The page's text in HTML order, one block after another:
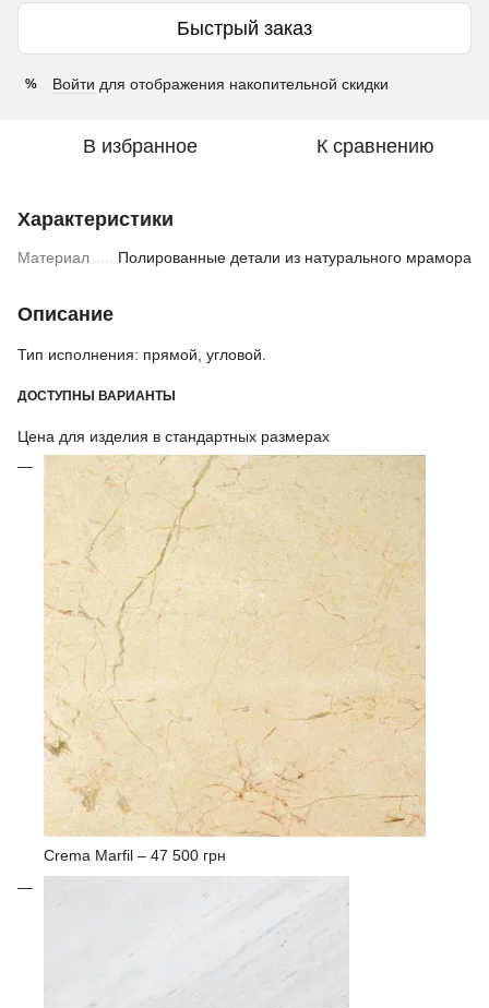
Быстрый заказ
% Войти для отображения накопительной скидки
В избранное К сравнению
Характеристики
Материал Полированные детали из натурального мрамора
Описание
Тип исполнения: прямой, угловой.
ДОСТУПНЫ ВАРИАНТЫ
Цена для изделия в стандартных размерах
Crema Marfil – 47 500 грн